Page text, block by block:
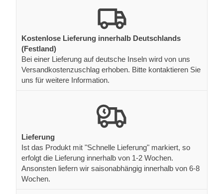
Kostenlose Lieferung innerhalb Deutschlands
(Festland)
Bei einer Lieferung auf deutsche Inseln wird von uns
Versandkostenzuschlag erhoben. Bitte kontaktieren Sie
uns für weitere Information.
Lieferung
Ist das Produkt mit "Schnelle Lieferung" markiert, so
erfolgt die Lieferung innerhalb von 1-2 Wochen.
Ansonsten liefern wir saisonabhängig innerhalb von 6-8
Wochen.